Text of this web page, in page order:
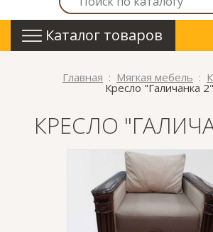
Каталог товаров
Главная Мягкая мебель
Кресло "Галичанка 2"
КРЕСЛО